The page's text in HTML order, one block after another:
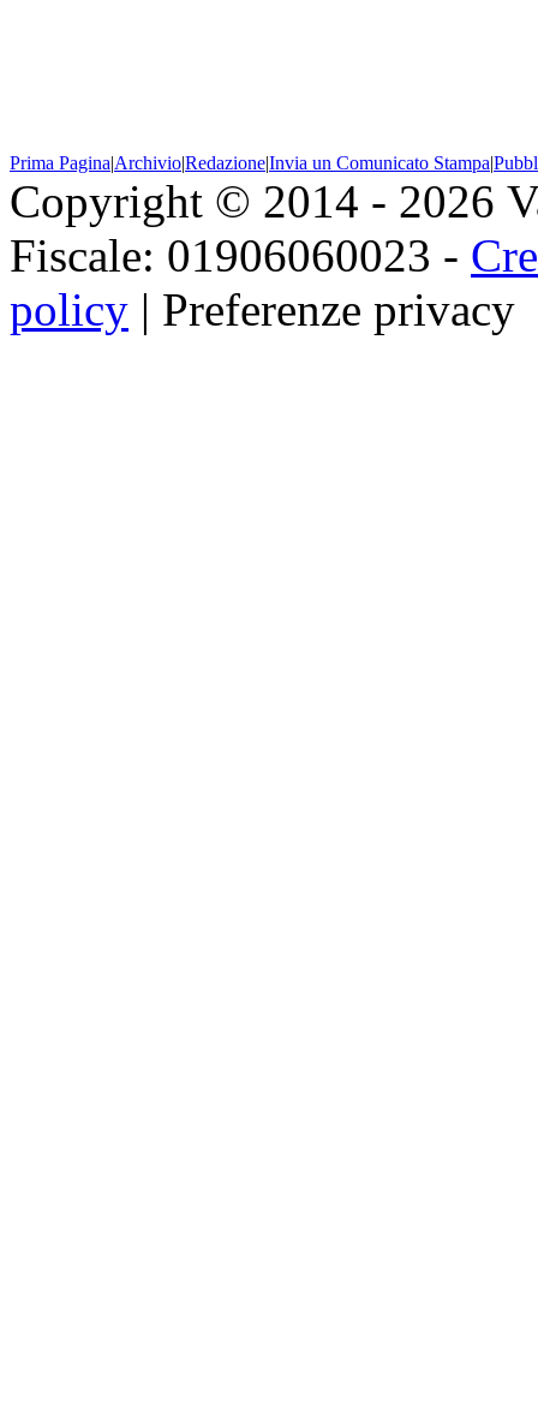
Prima Pagina|Archivio|Redazione|Invia un Comunicato Stampa|
Copyright © 2014 - 2026
Fiscale: 01906060023 -
policy | Preferenze privacy